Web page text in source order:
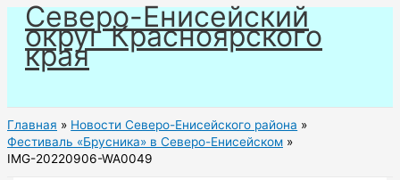
Перейти
содержимому
Северо-Енисейский
округ Красноярского
края
Главная
Новости Северо-Енисейского района
Фестиваль «Брусника» в Северо-Енисейском
IMG-20220906-WA0049